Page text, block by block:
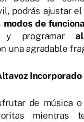
podrás ajustar el
modos de
y programar
una agradable
Incorporado
de música o
mientras